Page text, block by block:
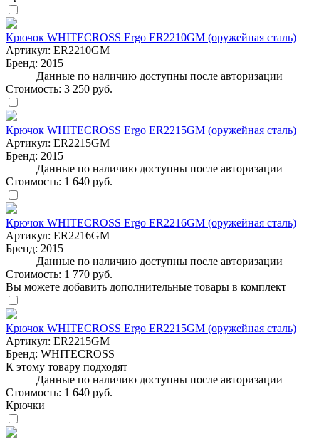
Крючок WHITECROSS Ergo ER2210GM (оружейная сталь)
Артикул: ER2210GM
Бренд: 2015
Данные по наличию доступны после авторизации
Стоимость: 3 250 руб.
Крючок WHITECROSS Ergo ER2215GM (оружейная сталь)
Артикул: ER2215GM
Бренд: 2015
Данные по наличию доступны после авторизации
Стоимость: 1 640 руб.
Крючок WHITECROSS Ergo ER2216GM (оружейная сталь)
Артикул: ER2216GM
Бренд: 2015
Данные по наличию доступны после авторизации
Стоимость: 1 770 руб.
Вы можете добавить дополнительные товары в комплект
Крючок WHITECROSS Ergo ER2215GM (оружейная сталь)
Артикул: ER2215GM
Бренд: WHITECROSS
К этому товару подходят
Данные по наличию доступны после авторизации
Стоимость: 1 640 руб.
Крючки